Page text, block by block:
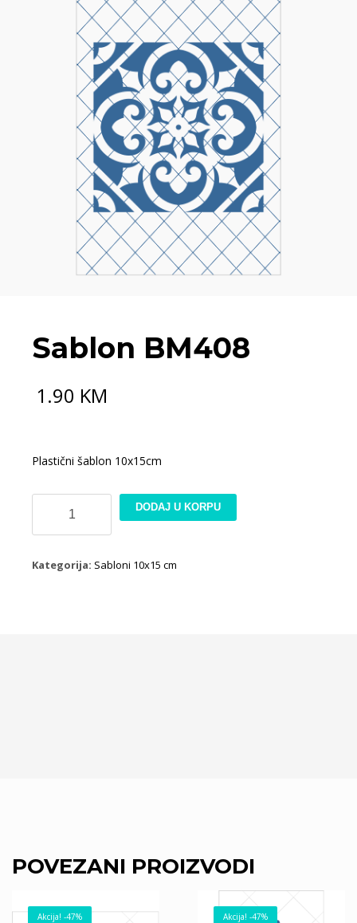
Sablon BM408
1.90 KM
Plastični šablon 10x15cm
količina
DODAJ U KORPU
Kategorija: Sabloni 10x15 cm
POVEZANI PROIZVODI
Akcija! -47% Akcija! -47%